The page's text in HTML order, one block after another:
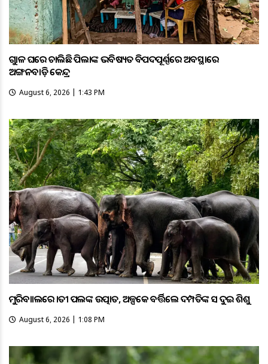
ଗୁହାଳ ଘରେ ଚାଲିଛି ପିଲାଙ୍କ ଭବିଷ୍ୟତ ବିପଦପୂର୍ଣ୍ଣରେ ଅବସ୍ଥାରେ
ଅଙ୍ଗନବାଡ଼ି କେନ୍ଦ୍ର
August 6, 2026 | 1:43 PM
ମୁରିବାହାଲରେ ହାତୀ ପଲଙ୍କ ଉତ୍ପାତ, ଅଳ୍ପକେ ବର୍ତ୍ତିଲେ ଦମ୍ପତିଙ୍କ ସହ ଦୁଇ ଶିଶୁ
August 6, 2026 | 1:08 PM